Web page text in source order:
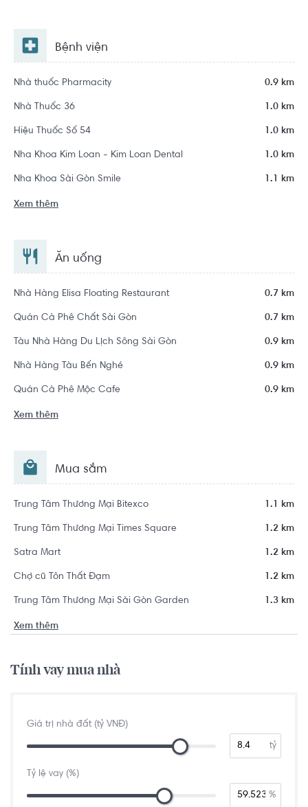
Bệnh viện
Nhà thuốc Pharmacity 0.9 km
Nhà Thuốc 36 1.0 km
Hiệu Thuốc Số 54 1.0 km
Nha Khoa Kim Loan - Kim Loan Dental 1.0 km
Nha Khoa Sài Gòn Smile 1.1 km
Xem thêm
Ăn uống
Nhà Hàng Elisa Floating Restaurant 0.7 km
Quán Cà Phê Chất Sài Gòn 0.7 km
Tàu Nhà Hàng Du Lịch Sông Sài Gòn 0.9 km
Nhà Hàng Tàu Bến Nghé 0.9 km
Quán Cà Phê Mộc Cafe 0.9 km
Xem thêm
Mua sắm
Trung Tâm Thương Mại Bitexco 1.1 km
Trung Tâm Thương Mại Times Square 1.2 km
Satra Mart 1.2 km
Chợ cũ Tôn Thất Đạm 1.2 km
Trung Tâm Thương Mại Sài Gòn Garden 1.3 km
Xem thêm
Tính vay mua nhà
Giá trị nhà đất (tỷ VNĐ)
tỷ
Tỷ lệ vay (%)
%